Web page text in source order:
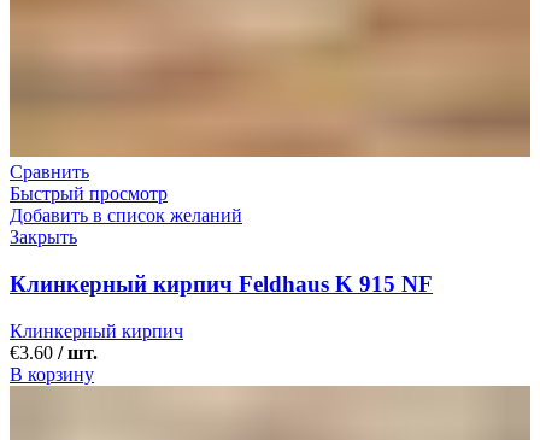
Сравнить
Быстрый просмотр
Добавить в список желаний
Закрыть
Клинкерный кирпич Feldhaus K 915 NF
Клинкерный кирпич
€3.60 / шт.
В корзину